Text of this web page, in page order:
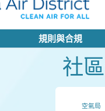
規則與合規
社
空氣局